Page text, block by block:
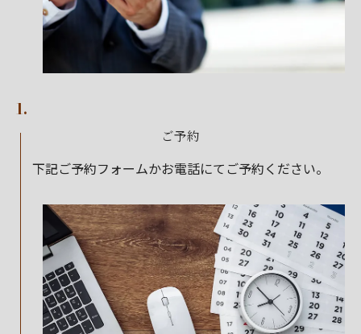
1.
ご予約
下記ご予約フォームかお電話にてご予約ください。